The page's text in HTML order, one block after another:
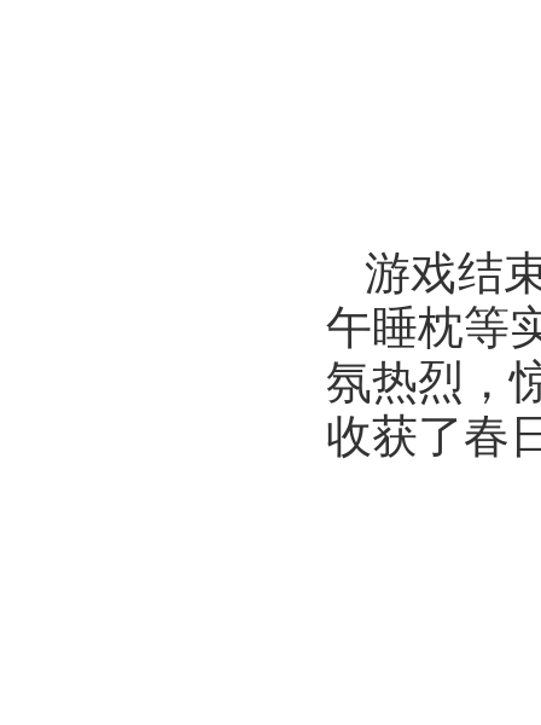
游戏结
午睡枕等
氛热烈，
收获了春